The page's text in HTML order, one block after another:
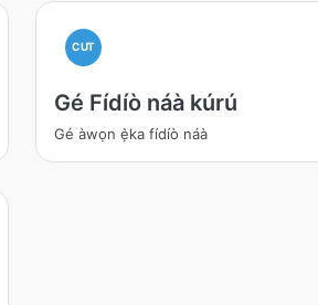
CUT
Gé Fídíò náà kúrú
Gé àwọn ẹ̀ka fídíò náà